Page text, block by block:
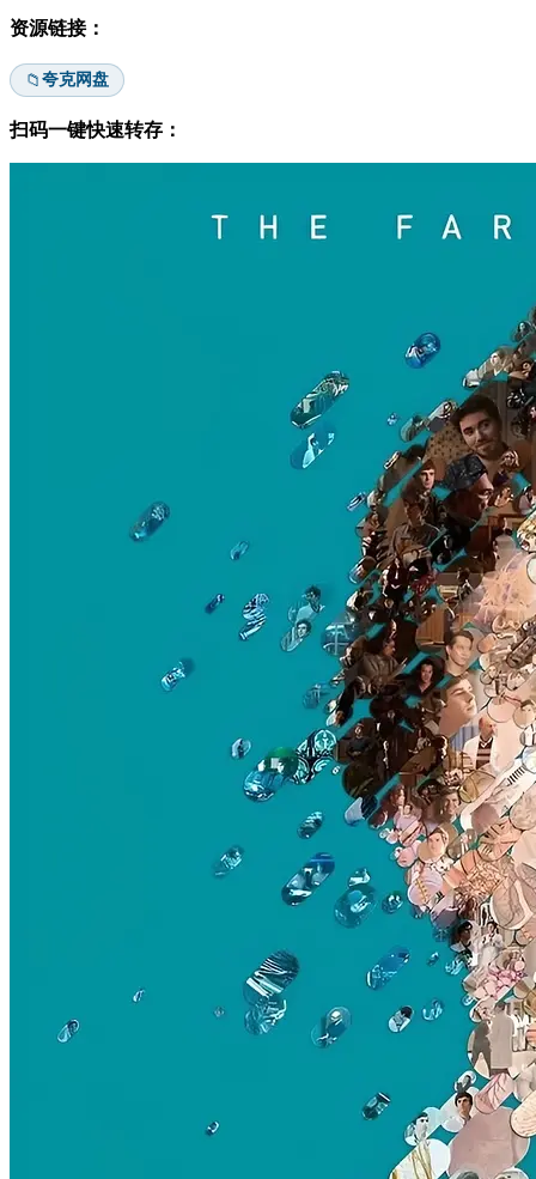
资源链接：
📁夸克网盘
扫码一键快速转存：